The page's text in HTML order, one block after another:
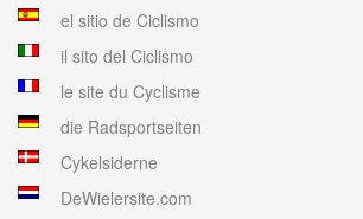
el sitio de Ciclismo
il sito del Ciclismo
le site du Cyclisme
die Radsportseiten
Cykelsiderne
DeWielersite.com